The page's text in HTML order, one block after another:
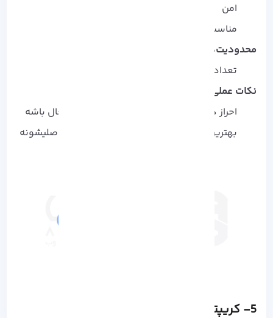
امن
مناسب کسایی که امنیت اولویت اصلیشونه
محدودیت‌ها:
تعداد رمزارز کمتر
نکات عملی:
احراز هویت دو عاملی و ذخیره‌ سازی سرد فعال باشه
بهترین گزینه برای کسایی که امنیت اولویت اصلیشونه
5- کریپتو دات کام (Crypto.com)